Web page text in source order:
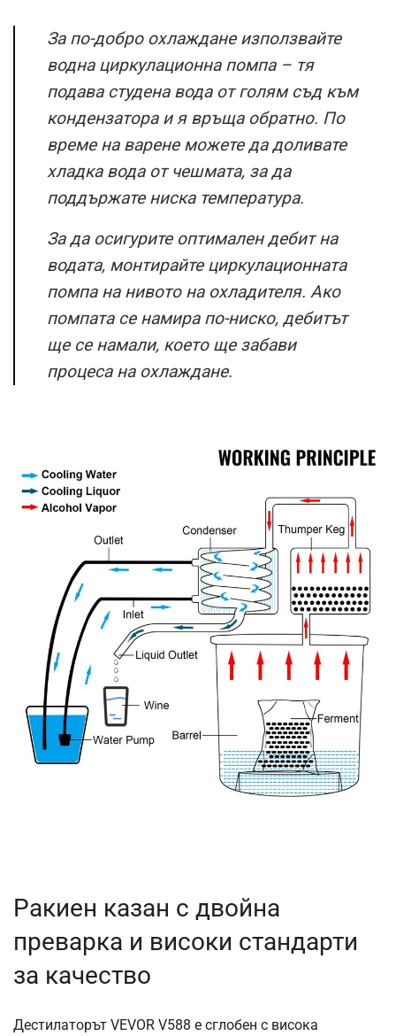
За по-добро охлаждане използвайте
водна циркулационна помпа – тя
подава студена вода от голям съд към
кондензатора и я връща обратно. По
време на варене можете да доливате
хладка вода от чешмата, за да
поддържате ниска температура.
За да осигурите оптимален дебит на
водата, монтирайте циркулационната
помпа на нивото на охладителя. Ако
помпата се намира по-ниско, дебитът
ще се намали, което ще забави
процеса на охлаждане.
Ракиен казан с двойна
преварка и високи стандарти
за качество
Дестилаторът VEVOR V588 е сглобен с висока